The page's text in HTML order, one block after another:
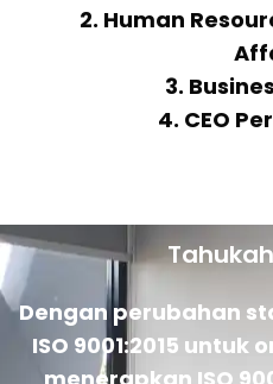
2. Human
3.
4. CEO
Dengan perubahan
ISO 9001:2015